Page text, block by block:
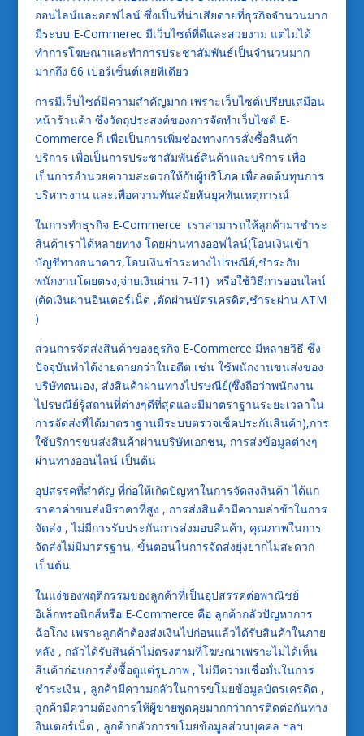
ออนไลน์และออฟไลน์ ซึ่งเป็นที่น่าเสียดายที่ธุรกิจจำนวนมาก
มีระบบ E-Commerec มีเว็บไซต์ที่ดีและสวยงาม แต่ไม่ได้
ทำการโฆษณาและทำการประชาสัมพันธ์เป็นจำนวนมาก
มากถึง 66 เปอร์เซ็นต์เลยทีเดียว
การมีเว็บไซต์มีความสำคัญมาก เพราะเว็บไซต์เปรียบเสมือน
หน้าร้านค้า ซึ่งวัตถุประสงค์ของการจัดทำเว็บไซต์ E-
Commerce ก็ เพื่อเป็นการเพิ่มช่องทางการสั่งซื้อสินค้า
บริการ เพื่อเป็นการประชาสัมพันธ์สินค้าและบริการ เพื่อ
เป็นการอำนวยความสะดวกให้กับผู้บริโภค เพื่อลดต้นทุนการ
บริหารงาน และเพื่อความทันสมัยทันยุคทันเหตุการณ์
ในการทำธุรกิจ E-Commerce เราสามารถให้ลูกค้ามาชำระ
สินค้าเราได้หลายทาง โดยผ่านทางออฟไลน์(โอนเงินเข้า
บัญชีทางธนาคาร,โอนเงินชำระทางไปรษณีย์,ชำระกับ
พนักงานโดยตรง,จ่ายเงินผ่าน 7-11) หรือใช้วิธีการออนไลน์
(ตัดเงินผ่านอินเตอร์เน็ต ,ตัดผ่านบัตรเครดิต,ชำระผ่าน ATM
)
ส่วนการจัดส่งสินค้าของธุรกิจ E-Commerce มีหลายวิธี ซึ่ง
ปัจจุบันทำได้ง่ายดายกว่าในอดีต เช่น ใช้พนักงานขนส่งของ
บริษัทตนเอง, ส่งสินค้าผ่านทางไปรษณีย์(ซึ่งถือว่าพนักงาน
ไปรษณีย์รู้สถานที่ต่างๆดีที่สุดและมีมาตราฐานระยะเวลาใน
การจัดส่งที่ได้มาตราฐานมีระบบตรวจเช็คประกันสินค้า),การ
ใช้บริการขนส่งสินค้าผ่านบริษัทเอกชน, การส่งข้อมูลต่างๆ
ผ่านทางออนไลน์ เป็นต้น
อุปสรรคที่สำคัญ ที่ก่อให้เกิดปัญหาในการจัดส่งสินค้า ได้แก่
ราคาค่าขนส่งมีราคาที่สูง , การส่งสินค้ามีความล่าช้าในการ
จัดส่ง , ไม่มีการรับประกันการส่งมอบสินค้า, คุณภาพในการ
จัดส่งไม่มีมาตรฐาน, ขั้นตอนในการจัดส่งยุ่งยากไม่สะดวก
เป็นต้น
ในแง่ของพฤติกรรมของลูกค้าที่เป็นอุปสรรคต่อพาณิชย์
อิเล็กทรอนิกส์หรือ E-Commerce คือ ลูกค้ากลัวปัญหาการ
ฉ้อโกง เพราะลูกค้าต้องส่งเงินไปก่อนแล้วได้รับสินค้าในภาย
หลัง , กลัวได้รับสินค้าไม่ตรงตามที่โฆษณาเพราะไม่ได้เห็น
สินค้าก่อนการสั่งซื้อดูแต่รูปภาพ , ไม่มีความเชื่อมั่นในการ
ชำระเงิน , ลูกค้ามีความกลัวในการขโมยข้อมูลบัตรเครดิต ,
ลูกค้ามีความต้องการให้ผู้ขายพูดคุยมากกว่าการติดต่อกันทาง
อินเตอร์เน็ต , ลูกค้ากลัวการขโมยข้อมูลส่วนบุคคล ฯลฯ